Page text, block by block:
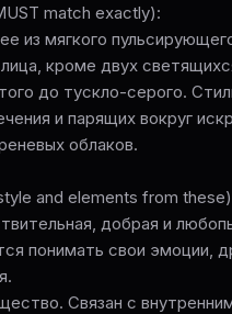
match exactly):
из мягкого
кроме двух
до тускло-серого.
и парящих вокруг
облаков.
and elements from
добрая и
понимать свои эмоции,
Связан с